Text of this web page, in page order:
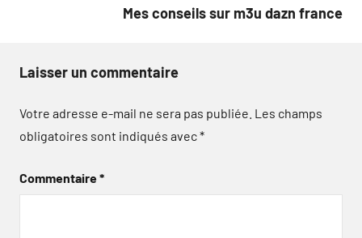
Mes conseils sur m3u dazn france
Laisser un commentaire
Votre adresse e-mail ne sera pas publiée. Les champs
obligatoires sont indiqués avec*
Commentaire*